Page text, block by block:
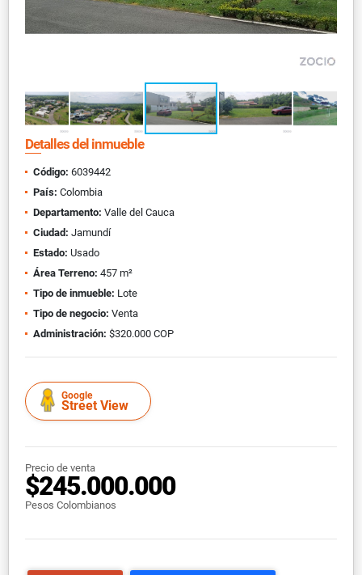
Detalles del inmueble
Código: 6039442
País: Colombia
Departamento: Valle del Cauca
Ciudad: Jamundí
Estado: Usado
Área Terreno: 457 m²
Tipo de inmueble: Lote
Tipo de negocio: Venta
Administración: $320.000 COP
Google
Street View
Precio de venta
$245.000.000
Pesos Colombianos